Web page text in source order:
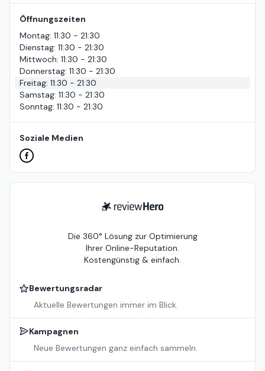
Öffnungszeiten
Montag: 11:30 - 21:30
Dienstag: 11:30 - 21:30
Mittwoch: 11:30 - 21:30
Donnerstag: 11:30 - 21:30
Freitag: 11:30 - 21:30
Samstag: 11:30 - 21:30
Sonntag: 11:30 - 21:30
Soziale Medien
ReviewHero
Die 360° Lösung zur Optimierung
Ihrer Online-Reputation.
Kostengünstig & einfach.
Bewertungsradar
Aktuelle Bewertungen immer im Blick.
Kampagnen
Neue Bewertungen ganz einfach sammeln.